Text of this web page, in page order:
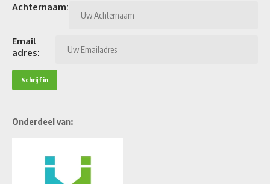
Achternaam:
Email
adres:
Onderdeel van: